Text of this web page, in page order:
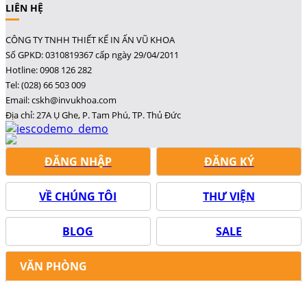
LIÊN HỆ
CÔNG TY TNHH THIẾT KẾ IN ẤN VŨ KHOA
Số GPKD: 0310819367 cấp ngày 29/04/2011
Hotline: 0908 126 282
Tel: (028) 66 503 009
Email: cskh@invukhoa.com
Địa chỉ: 27A Ụ Ghe, P. Tam Phú, TP. Thủ Đức
ĐĂNG NHẬP ĐĂNG KÝ
VỀ CHÚNG TÔI THƯ VIỆN
BLOG SALE
VĂN PHÒNG